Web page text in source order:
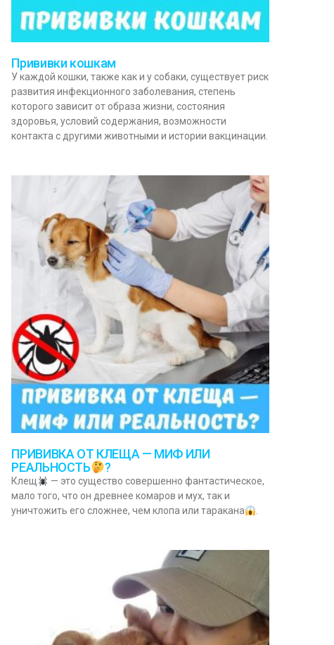
Прививки кошкам
У каждой кошки, также как и у собаки, существует риск
развития инфекционного заболевания, степень
которого зависит от образа жизни, состояния
здоровья, условий содержания, возможности
контакта с другими животными и истории вакцинации.
ПРИВИВКА ОТ КЛЕЩА — МИФ ИЛИ
РЕАЛЬНОСТЬ
?
Клещ
— это существо совершенно фантастическое,
мало того, что он древнее комаров и мух, так и
уничтожить его сложнее, чем клопа или таракана
.